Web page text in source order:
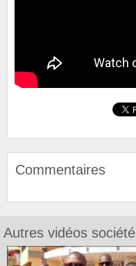
Commentaires
Autres vidéos société